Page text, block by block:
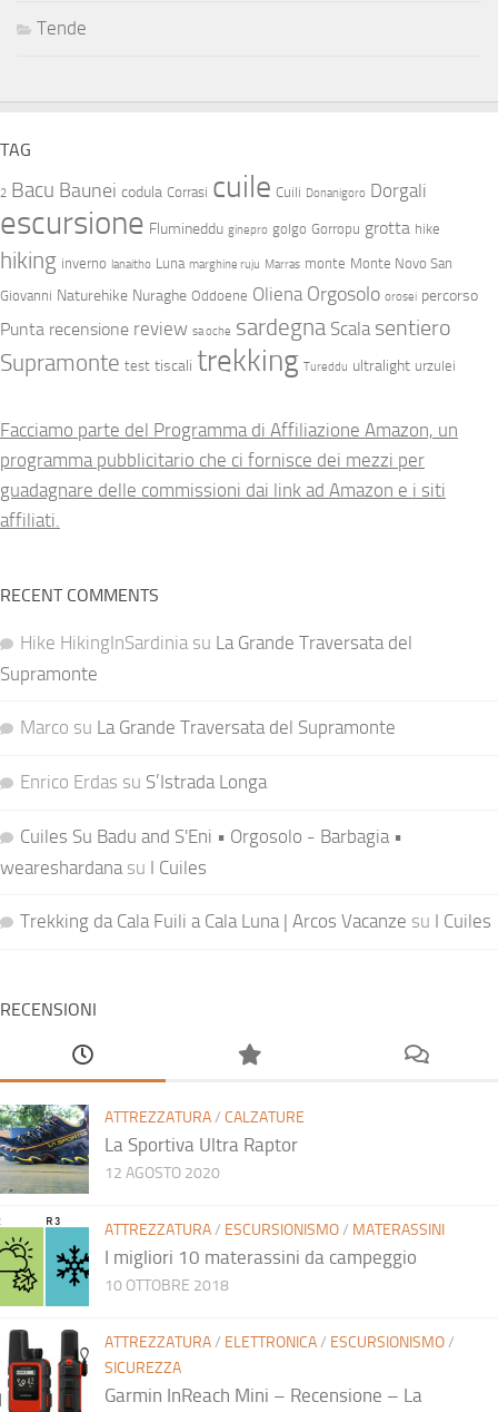
Tende
TAG
2 Bacu Baunei codula Corrasi cuile Cuili Donanigoro Dorgali
escursione Flumineddu ginepro golgo Gorropu grotta hike
hiking inverno lanaitho Luna marghine ruju Marras monte Monte Novo San
Giovanni Naturehike Nuraghe Oddoene Oliena Orgosolo orosei percorso
Punta recensione review sa oche sardegna Scala sentiero
Supramonte test tiscali trekking Tureddu ultralight urzulei
Facciamo parte del Programma di Affiliazione Amazon, un
programma pubblicitario che ci fornisce dei mezzi per
guadagnare delle commissioni dai link ad Amazon e i siti
affiliati.
RECENT COMMENTS
Hike HikingInSardinia su La Grande Traversata del
Supramonte
Marco su La Grande Traversata del Supramonte
Enrico Erdas su S’Istrada Longa
Cuiles Su Badu and S'Eni • Orgosolo - Barbagia •
weareshardanasu I Cuiles
Trekking da Cala Fuili a Cala Luna | Arcos Vacanze su I Cuiles
RECENSIONI
ATTREZZATURA/ CALZATURE
La Sportiva Ultra Raptor
12 AGOSTO 2020
ATTREZZATURA/ ESCURSIONISMO/ MATERASSINI
I migliori 10 materassini da campeggio
10 OTTOBRE 2018
ATTREZZATURA/ ELETTRONICA/ ESCURSIONISMO/
SICUREZZA
Garmin InReach Mini – Recensione – La